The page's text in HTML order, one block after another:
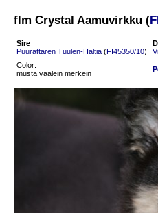
flm Crystal Aamuvirkku (
Sire
Puurattaren Tuulen-Haltia (FI45350/10)
Color:
musta vaalein merkein